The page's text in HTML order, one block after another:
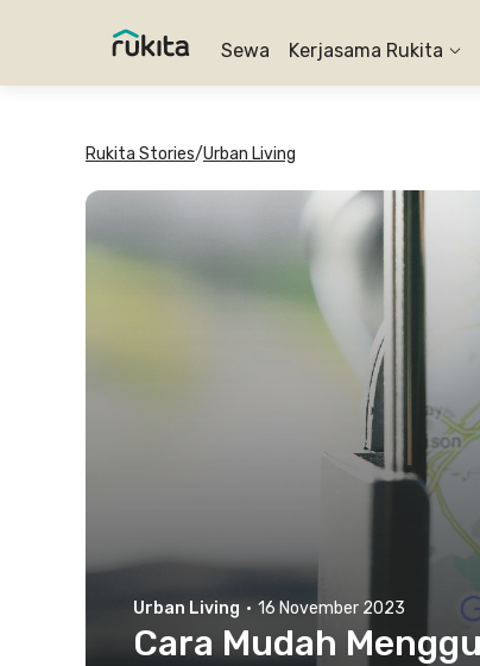
Sewa Kerjasama Rukita
Rukita Stories/Urban Living
Urban Living · 16 November 2023
Cara Mudah